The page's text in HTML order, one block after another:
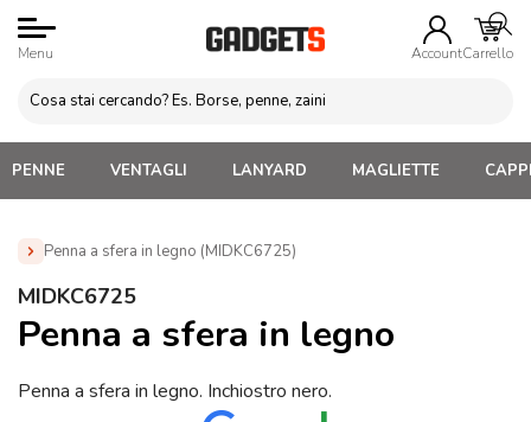
Menu AccountCarrello
PENNE VENTAGLI LANYARD MAGLIETTE
Penna a sfera in legno (MIDKC6725)
Home » Penne Personalizzate con LOGO, Matite, Pastelli,
sfera in legno (MIDKC6725)
MIDKC6725
Penna a sfera in legno
Penna a sfera in legno. Inchiostro nero.